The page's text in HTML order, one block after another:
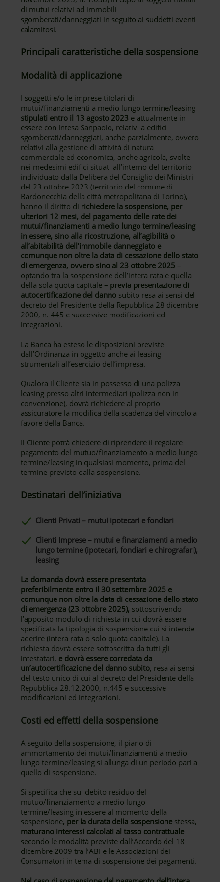
di mutui relativi ad immobili
sgomberati/danneggiati in seguito ai suddetti eventi
calamitosi.
Principali caratteristiche della sospensione
Modalità di applicazione
I soggetti e/o le imprese titolari di
mutui/finanziamenti a medio lungo termine/leasing
stipulati entro il 13 agosto 2023 e attualmente in
essere con Intesa Sanpaolo, relativi a edifici
sgomberati/danneggiati, anche parzialmente, ovvero
relativi alla gestione di attività di natura
commerciale ed economica, anche agricola, svolte
nei medesimi edifici situati all’interno del territorio
individuato dalla Delibera del Consiglio dei Ministri
del 23 ottobre 2023 (territorio del comune di
Bardonecchia della città metropolitana di Torino),
hanno il diritto di richiedere la sospensione, per
ulteriori 12 mesi, del pagamento delle rate dei
mutui/finanziamenti a medio lungo termine/leasing
in essere, sino alla ricostruzione, all’agibilità o
all’abitabilità dell’immobile danneggiato e
comunque non oltre la data di cessazione dello stato
di emergenza, ovvero sino al 23 ottobre 2025–
optando tra la sospensione dell’intera rata e quella
della sola quota capitale – previa presentazione di
autocertificazione del danno subito resa ai sensi del
decreto del Presidente della Repubblica 28 dicembre
2000, n. 445 e successive modificazioni ed
integrazioni.
La Banca ha esteso le disposizioni previste
dall’Ordinanza in oggetto anche ai leasing
strumentali all’esercizio dell’impresa.
Qualora il Cliente sia in possesso di una polizza
leasing presso altri intermediari (polizza non in
convenzione), dovrà richiedere al proprio
assicuratore la modifica della scadenza del vincolo a
favore della Banca.
Il Cliente potrà chiedere di riprendere il regolare
pagamento del mutuo/finanziamento a medio lungo
termine/leasing in qualsiasi momento, prima del
termine previsto dalla sospensione.
Destinatari dell’iniziativa
Clienti Privati – mutui ipotecari e fondiari
Clienti Imprese – mutui e finanziamenti a medio
lungo termine (ipotecari, fondiari e chirografari),
leasing
La domanda dovrà essere presentata
preferibilmente entro il 30 settembre 2025 e
comunque non oltre la data di cessazione dello stato
di emergenza (23 ottobre 2025), sottoscrivendo
l’apposito modulo di richiesta in cui dovrà essere
specificata la tipologia di sospensione cui si intende
aderire (intera rata o solo quota capitale). La
richiesta dovrà essere sottoscritta da tutti gli
intestatari, e dovrà essere corredata da
un’autocertificazione del danno subito, resa ai sensi
del testo unico di cui al decreto del Presidente della
Repubblica 28.12.2000, n.445 e successive
modificazioni ed integrazioni.
Costi ed effetti della sospensione
A seguito della sospensione, il piano di
ammortamento dei mutui/finanziamenti a medio
lungo termine/leasing si allunga di un periodo pari a
quello di sospensione.
Si specifica che sul debito residuo del
mutuo/finanziamento a medio lungo
termine/leasing in essere al momento della
sospensione, per la durata della sospensione stessa,
maturano interessi calcolati al tasso contrattuale
secondo le modalità previste dall’Accordo del 18
dicembre 2009 tra l’ABI e le Associazioni dei
Consumatori in tema di sospensione dei pagamenti.